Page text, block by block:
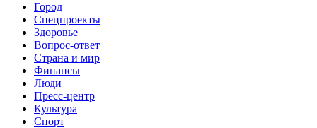
Город
Спецпроекты
Здоровье
Вопрос-ответ
Страна и мир
Финансы
Люди
Пресс-центр
Культура
Спорт